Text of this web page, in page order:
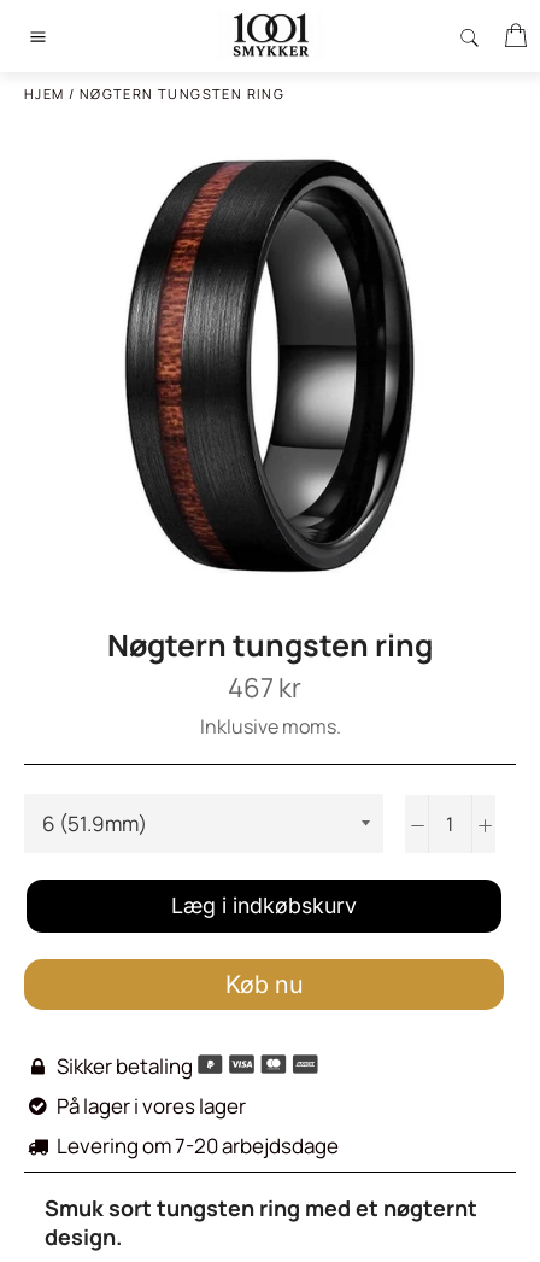
HJEM / NØGTERN TUNGSTEN RING
Nøgtern tungsten ring
Normalpris
467 kr
Inklusive moms.
− +
Læg i indkøbskurv
Køb nu
 Sikker betaling
 På lager i vores lager
 Levering om 7-20 arbejdsdage
Smuk sort tungsten ring med et nøgternt
design.